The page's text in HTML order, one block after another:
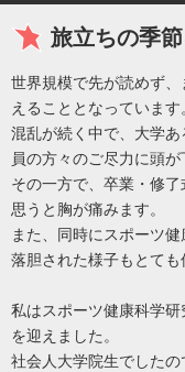
旅立ちの季
世界規模で先が読めず
えることとなっています
混乱が続く中で、大学
員の方々のご尽力に頭が
その一方で、卒業・修
思うと胸が痛みます。
また、同時にスポーツ
落胆された様子もとても
私はスポーツ健康科学
を迎えました。
社会人大学院生でした